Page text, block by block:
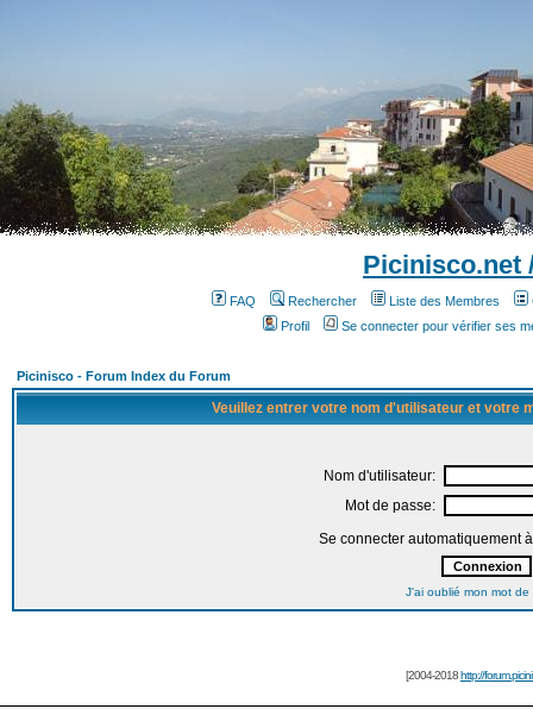
Picinisco.net
FAQ Rechercher Liste des Membres
Profil
Se connecter pour vérifier ses
Picinisco - Forum Index du Forum
Veuillez entrer votre nom d'utilisateur et votre
Nom d'utilisateur:
Mot de passe:
Se connecter automatiquement
J'ai oublié mon mot de
[2004-2018http://